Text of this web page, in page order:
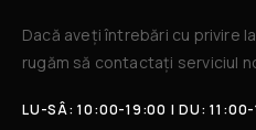
Dacă aveți întrebări cu privire
rugăm să contactați serviciul
LU-SÂ: 10:00-19:00 | DU: